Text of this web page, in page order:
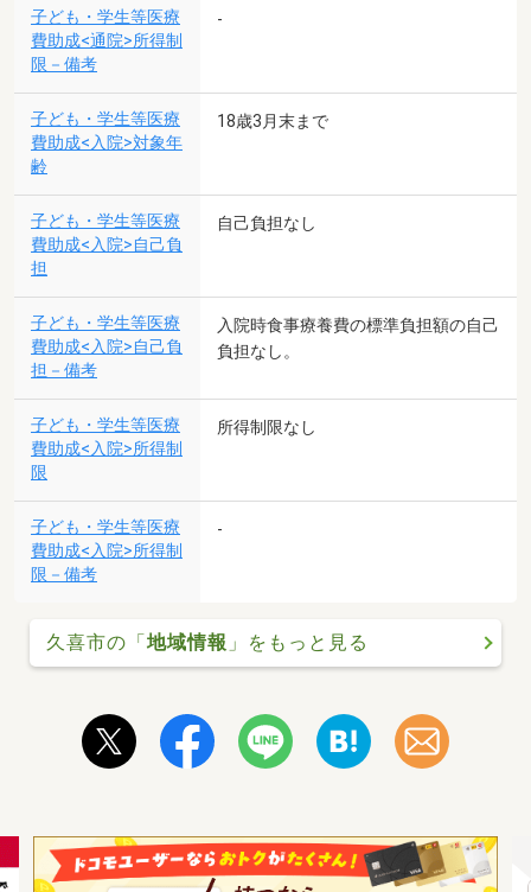
子ども・学生等医療
費助成<通院>所得制
限－備考
-
子ども・学生等医療
費助成<入院>対象年
齢
18歳3月末まで
子ども・学生等医療
費助成<入院>自己負
担
自己負担なし
子ども・学生等医療
費助成<入院>自己負
担－備考
入院時食事療養費の標準負担額の自己
負担なし。
子ども・学生等医療
費助成<入院>所得制
限
所得制限なし
子ども・学生等医療
費助成<入院>所得制
限－備考
-
久喜市の「地域情報 」をもっと見る